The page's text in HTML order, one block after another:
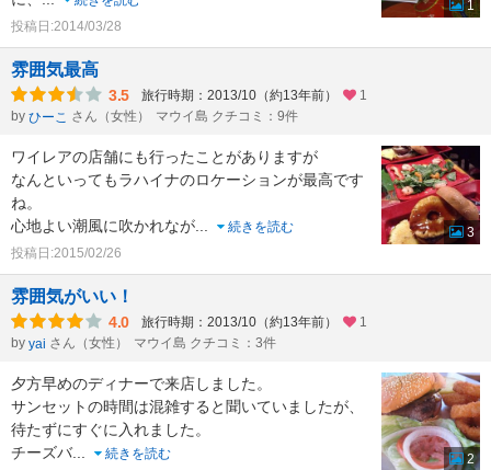
投稿日:2014/03/28
1
雰囲気最高
3.5 旅行時期：2013/10（約13年前）
1
by ひーこ さん（女性） マウイ島 クチコミ：9件
ワイレアの店舗にも行ったことがありますが
なんといってもラハイナのロケーションが最高です
ね。
心地よい潮風に吹かれなが...
続きを読む
投稿日:2015/02/26
3
雰囲気がいい！
4.0 旅行時期：2013/10（約13年前）
1
by yai さん（女性） マウイ島 クチコミ：3件
夕方早めのディナーで来店しました。
サンセットの時間は混雑すると聞いていましたが、
待たずにすぐに入れました。
チーズバ...
続きを読む
2